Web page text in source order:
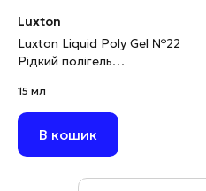
Luxton
Luxton Liquid Poly Gel №22
Рідкий полігель
світловідбивний, 15 мл
15 мл
В кошик